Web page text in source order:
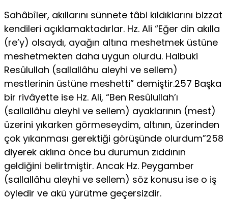
Sahâbîler, akıllarını sünnete tâbi kıldıklarını bizzat
kendileri açıklamaktadırlar. Hz. Ali “Eğer din akılla
(re’y) olsaydı, ayağın altına meshetmek üstüne
meshetmekten daha uygun olurdu. Halbuki
Resûlullah (sallallâhu aleyhi ve sellem)
mestlerinin üstüne meshetti” demiştir.257 Başka
bir rivâyette ise Hz. Ali, “Ben Resûlullah’ı
(sallallâhu aleyhi ve sellem) ayaklarının (mest)
üzerini yıkarken görmeseydim, altının, üzerinden
çok yıkanması gerektiği görüşünde olurdum”258
diyerek aklına önce bu durumun zıddının
geldiğini belirtmiştir. Ancak Hz. Peygamber
(sallallâhu aleyhi ve sellem) söz konusu ise o iş
öyledir ve akü yürütme geçersizdir.